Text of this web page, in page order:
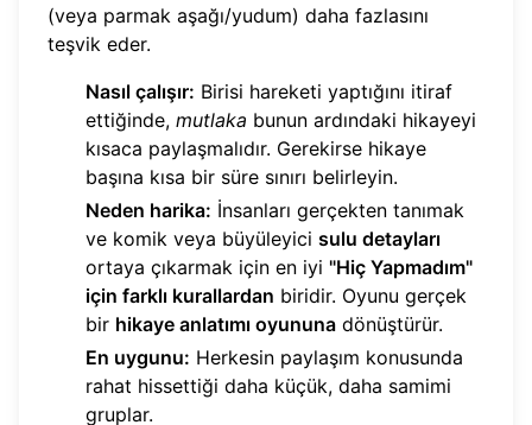
(veya parmak aşağı/yudum) daha fazlasını
teşvik eder.
Nasıl çalışır: Birisi hareketi yaptığını itiraf
ettiğinde, mutlaka bunun ardındaki hikayeyi
kısaca paylaşmalıdır. Gerekirse hikaye
başına kısa bir süre sınırı belirleyin.
Neden harika: İnsanları gerçekten tanımak
ve komik veya büyüleyici sulu detayları
ortaya çıkarmak için en iyi "Hiç Yapmadım"
için farklı kurallardan biridir. Oyunu gerçek
bir hikaye anlatımı oyununa dönüştürür.
En uygunu: Herkesin paylaşım konusunda
rahat hissettiği daha küçük, daha samimi
gruplar.